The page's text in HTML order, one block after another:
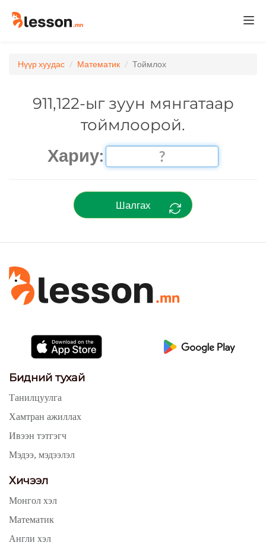
Нүүр хуудас Математик Тоймлох
911,122-ыг зуун мянгатаар
тоймлоорой.
Хариу:
Шалгах
Бидний тухай
Танилцуулга
Хамтран ажиллах
Ивээн тэтгэгч
Мэдээ, мэдээлэл
Хичээл
Монгол хэл
Математик
Англи хэл